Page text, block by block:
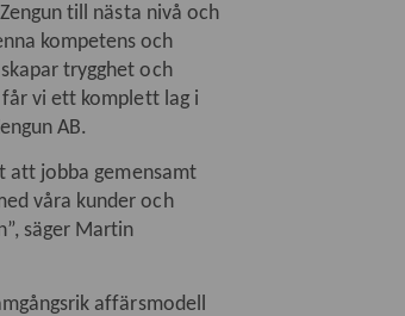
till nästa nivå och
kompetens och
trygghet och
får vi ett komplett lag i
AB.
att jobba gemensamt
våra kunder och
säger Martin
affärsmodell